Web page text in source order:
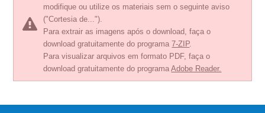
modifique ou utilize os materiais sem o seguinte aviso
("Cortesia de...").
Para extrair as imagens após o download, faça o
download gratuitamente do programa7-ZIP.
Para visualizar arquivos em formato PDF, faça o
download gratuitamente do programaAdobe Reader.